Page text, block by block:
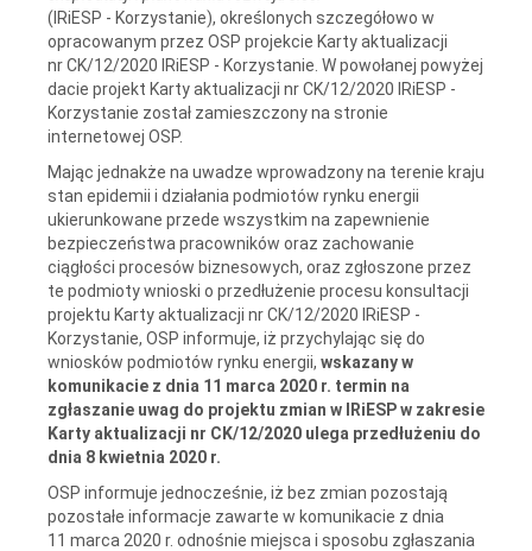
(IRiESP - Korzystanie), określonych szczegółowo w
opracowanym przez OSP projekcie Karty aktualizacji
nr CK/12/2020 IRiESP - Korzystanie. W powołanej powyżej
dacie projekt Karty aktualizacji nr CK/12/2020 IRiESP -
Korzystanie został zamieszczony na stronie
internetowej OSP.
Mając jednakże na uwadze wprowadzony na terenie kraju
stan epidemii i działania podmiotów rynku energii
ukierunkowane przede wszystkim na zapewnienie
bezpieczeństwa pracowników oraz zachowanie
ciągłości procesów biznesowych, oraz zgłoszone przez
te podmioty wnioski o przedłużenie procesu konsultacji
projektu Karty aktualizacji nr CK/12/2020 IRiESP -
Korzystanie, OSP informuje, iż przychylając się do
wniosków podmiotów rynku energii, wskazany w
komunikacie z dnia 11 marca 2020 r. termin na
zgłaszanie uwag do projektu zmian w IRiESP w zakresie
Karty aktualizacji nr CK/12/2020 ulega przedłużeniu do
dnia 8 kwietnia 2020 r.
OSP informuje jednocześnie, iż bez zmian pozostają
pozostałe informacje zawarte w komunikacie z dnia
11 marca 2020 r. odnośnie miejsca i sposobu zgłaszania